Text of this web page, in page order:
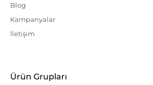
Blog
Kampanyalar
İletişim
Ürün Grupları